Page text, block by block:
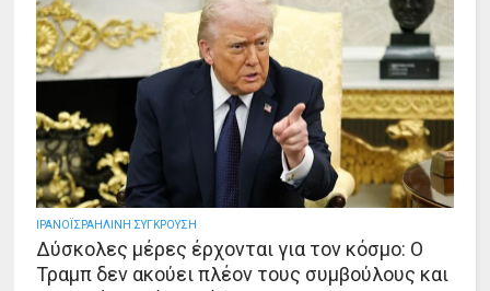
ΙΡΑΝΟΪΣΡΑΗΛΙΝΗ ΣΥΓΚΡΟΥΣΗ
Δύσκολες μέρες έρχονται για τον κόσμο: Ο
Τραμπ δεν ακούει πλέον τους συμβούλους και